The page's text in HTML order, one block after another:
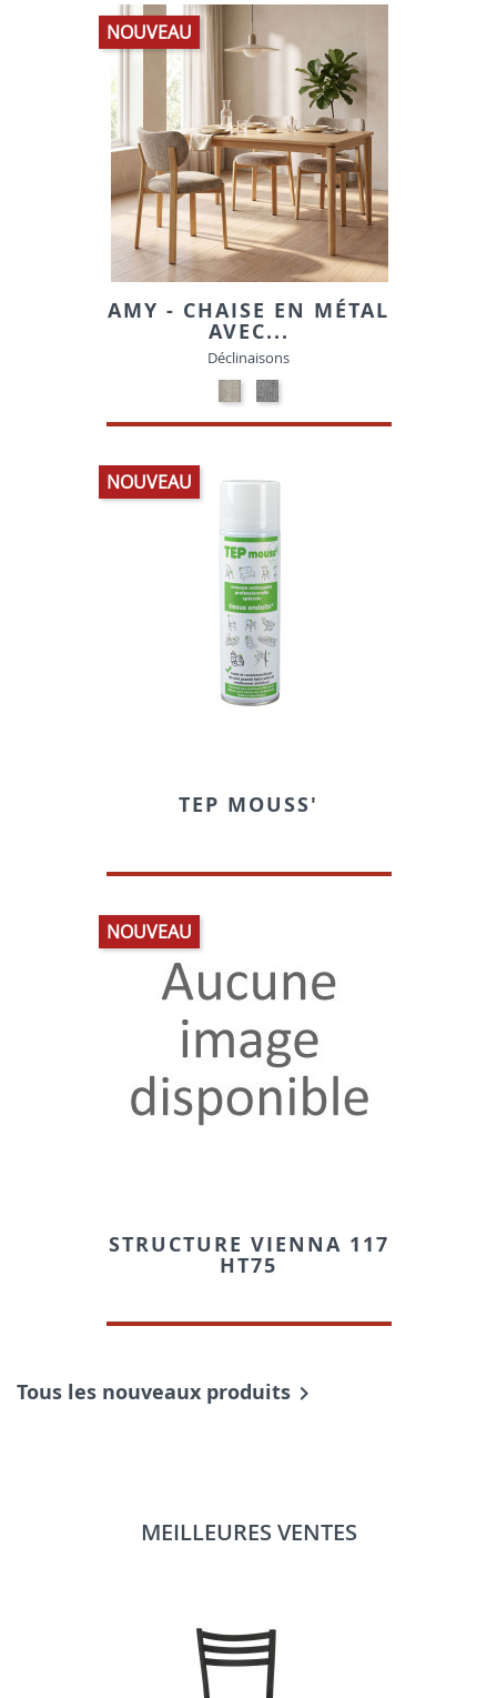
AMY - CHAISE EN MÉTAL
AVEC...
Déclinaisons
TISSU
Q52-
02
CHINÉ
TISSU
Q52-
18
CHINÉ
NOUVEAU
TEP MOUSS'
NOUVEAU
STRUCTURE VIENNA 117
HT75
NOUVEAU
Tous les nouveaux produits 
MEILLEURES VENTES